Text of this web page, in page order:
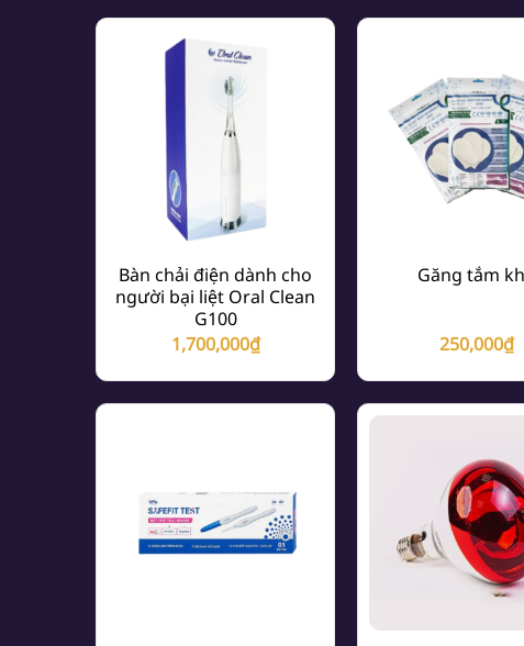
Bàn chải điện dành cho
người bại liệt Oral Clean
G100
1,700,000₫
Găng tắm
250,000₫